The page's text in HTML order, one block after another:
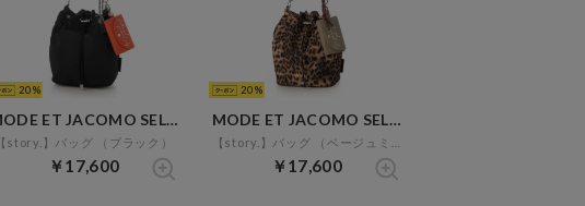
20
MODE ET JACOMO SELECT
【story.】バッグ （ブラック）
￥17,600
20
MODE ET JACOMO SELECT
￥17,600